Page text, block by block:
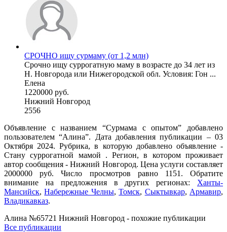
СРОЧНО ищу сурмаму (от 1,2 млн)
Срочно ищу суррогатную маму в возрасте до 34 лет из
Н. Новгорода или Нижегородской обл. Условия: Гон ...
Елена
1220000 руб.
Нижний Новгород
2556
Объявление с названием “Сурмама с опытом” добавлено
пользователем “Алина”. Дата добавления публикации – 03
Октября 2024. Рубрика, в которую добавлено объявление -
Cтану суррогатной мамой . Регион, в котором проживает
автор сообщения - Нижний Новгород. Цена услуги составляет
2000000 руб. Число просмотров равно 1151. Обратите
внимание на предложения в других регионах: Ханты-
Мансийск,Набережные Челны,Томск, Сыктывкар, Армавир,
Владикавказ.
Алина №65721 Нижний Новгород - похожие публикации
Все публикации